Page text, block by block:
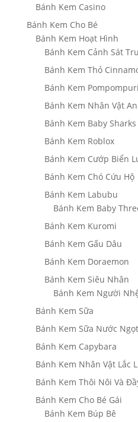
Bánh Kem Casino
Bánh Kem Cho Bé
Bánh Kem Hoạt Hình
Bánh Kem Cảnh Sát
Bánh Kem Thỏ
Bánh Kem
Bánh Kem Nhân Vật
Bánh Kem Baby Sharks
Bánh Kem Roblox
Bánh Kem Cướp Biển
Bánh Kem Chó Cứu Hộ
Bánh Kem Labubu
Bánh Kem Baby
Bánh Kem Kuromi
Bánh Kem Gấu Dâu
Bánh Kem Doraemon
Bánh Kem Siêu Nhân
Bánh Kem Người
Bánh Kem Sữa
Bánh Kem Sữa Nước Ngọt
Bánh Kem Capybara
Bánh Kem Nhân Vật Lắc
Bánh Kem Thôi Nôi Và
Bánh Kem Cho Bé Gái
Bánh Kem Búp Bê